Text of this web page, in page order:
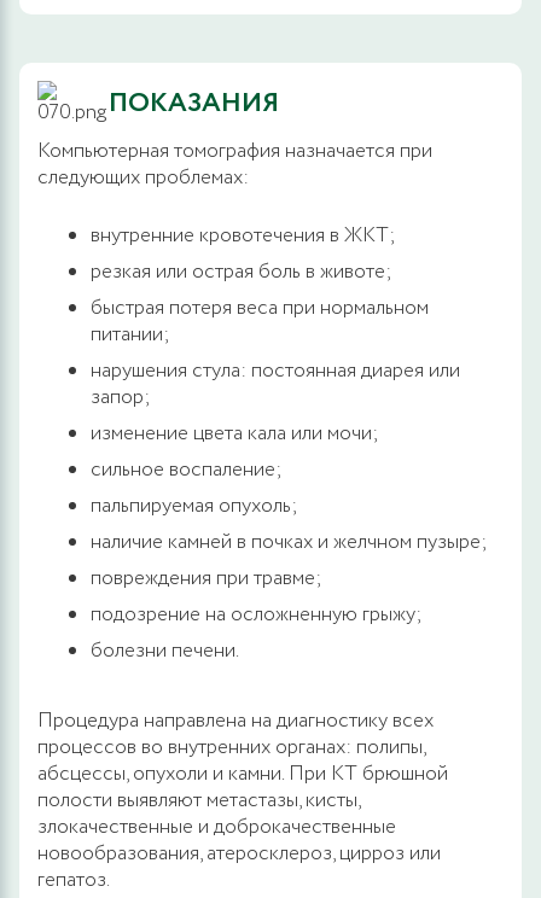
ПОКАЗАНИЯ
Компьютерная томография назначается при
следующих проблемах:
внутренние кровотечения в ЖКТ;
резкая или острая боль в животе;
быстрая потеря веса при нормальном
питании;
нарушения стула: постоянная диарея или
запор;
изменение цвета кала или мочи;
сильное воспаление;
пальпируемая опухоль;
наличие камней в почках и желчном пузыре;
повреждения при травме;
подозрение на осложненную грыжу;
болезни печени.
Процедура направлена на диагностику всех
процессов во внутренних органах: полипы,
абсцессы, опухоли и камни. При КТ брюшной
полости выявляют метастазы, кисты,
злокачественные и доброкачественные
новообразования, атеросклероз, цирроз или
гепатоз.